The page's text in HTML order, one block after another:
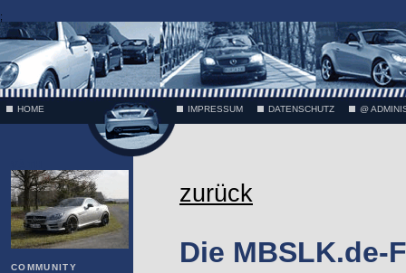
;
HOME IMPRESSUM DATENSCHUTZ @
COMMUNITY
zurück
Die MBSLK.de-